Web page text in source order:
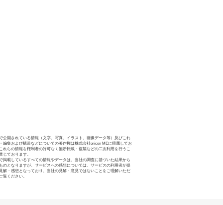
公開されている情報（文字、写真、イラスト、画像データ等）及びこれ
編集および構造などについての著作権は株式会社oricon MEに帰属してお
れらの情報を権利者の許可なく無断転載・複製などの二次利用を行うこ
じております。
掲載しているすべての情報やデータは、当社の調査に基づいた結果から
のとなりますが、サービスへの感想については、サービスの利用者が提
解・感想となっており、当社の見解・意見ではないことをご理解いただ
覧ください。